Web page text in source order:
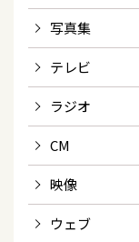
写真集
テレビ
ラジオ
CM
映像
ウェブ